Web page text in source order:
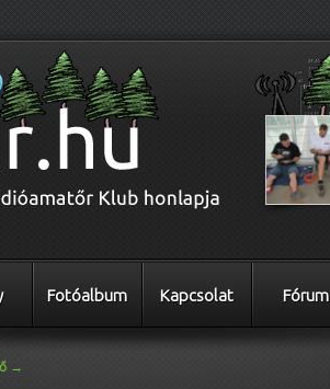
Fotóalbum Kapcsolat Fórum
→